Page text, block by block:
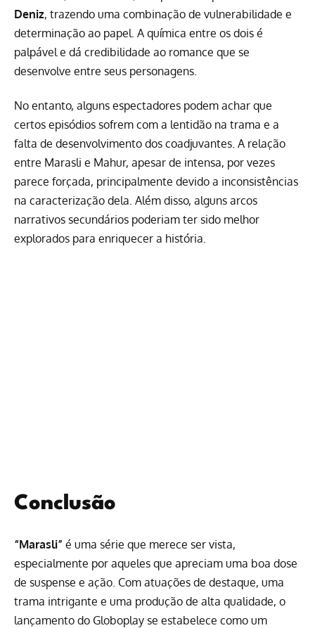
Deniz, trazendo uma combinação de vulnerabilidade e
determinação ao papel. A química entre os dois é
palpável e dá credibilidade ao romance que se
desenvolve entre seus personagens.
No entanto, alguns espectadores podem achar que
certos episódios sofrem com a lentidão na trama e a
falta de desenvolvimento dos coadjuvantes. A relação
entre Marasli e Mahur, apesar de intensa, por vezes
parece forçada, principalmente devido a inconsistências
na caracterização dela. Além disso, alguns arcos
narrativos secundários poderiam ter sido melhor
explorados para enriquecer a história.
Conclusão
“Marasli” é uma série que merece ser vista,
especialmente por aqueles que apreciam uma boa dose
de suspense e ação. Com atuações de destaque, uma
trama intrigante e uma produção de alta qualidade, o
lançamento do Globoplay se estabelece como um